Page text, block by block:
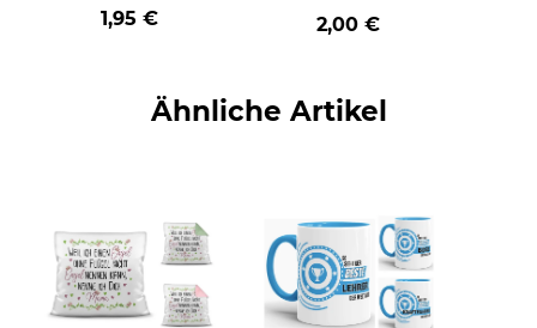
1,95 € 2,00 €
Ähnliche Artikel